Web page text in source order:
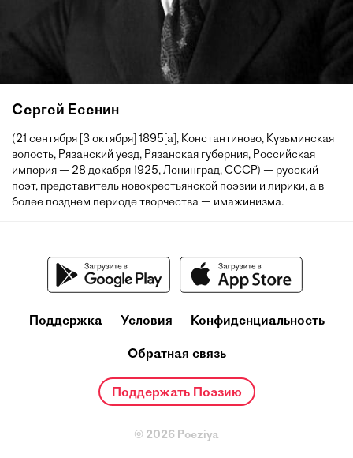
Сергей Есенин
(21 сентября [3 октября] 1895[a], Константиново, Кузьминская
волость, Рязанский уезд, Рязанская губерния, Российская
империя — 28 декабря 1925, Ленинград, СССР) — русский
поэт, представитель новокрестьянской поэзии и лирики, а в
более позднем периоде творчества — имажинизма.
Поддержка Условия Конфиденциальность
Обратная связь
Поддержать Поэзию
© 2026 Poeziya